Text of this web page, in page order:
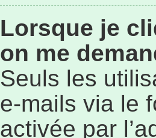
Lorsque je
on me
Seuls les
e-mails via le
activée par